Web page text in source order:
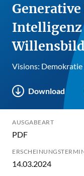
Visions: Demokratie
Download
AUSGABEART
PDF
14.03.2024